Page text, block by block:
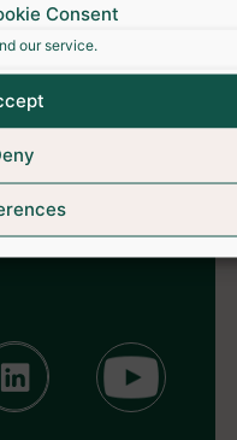
Consent
our service.